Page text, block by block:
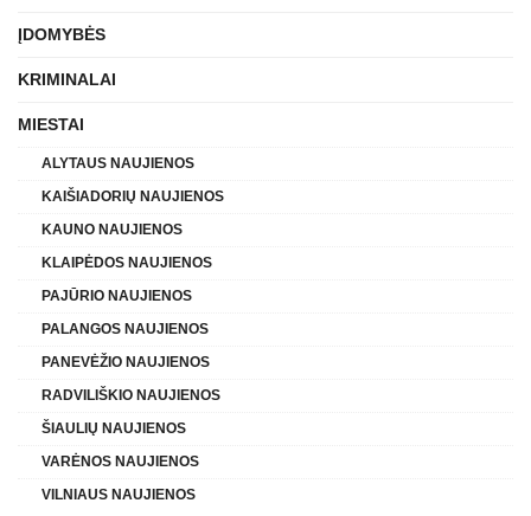
ĮDOMYBĖS
KRIMINALAI
MIESTAI
ALYTAUS NAUJIENOS
KAIŠIADORIŲ NAUJIENOS
KAUNO NAUJIENOS
KLAIPĖDOS NAUJIENOS
PAJŪRIO NAUJIENOS
PALANGOS NAUJIENOS
PANEVĖŽIO NAUJIENOS
RADVILIŠKIO NAUJIENOS
ŠIAULIŲ NAUJIENOS
VARĖNOS NAUJIENOS
VILNIAUS NAUJIENOS